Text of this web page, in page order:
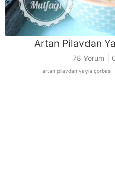
Artan Pilavdan
78 Yorum
artan pilavdan yayla çorbası